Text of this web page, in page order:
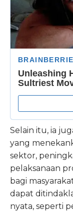
Selain itu, ia
yang
sektor,
pelaksanaan
bagi
dapat
nyata, seperti